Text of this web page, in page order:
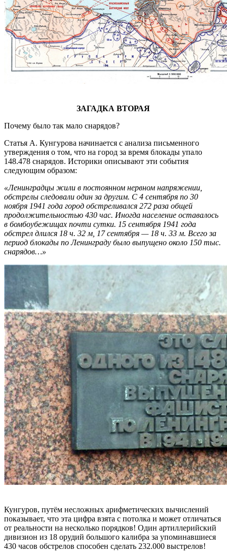
ЗАГАДКА ВТОРАЯ
Почему было так мало снарядов?
Статья А. Кунгурова начинается с анализа письменного
утверждения о том, что на город за время блокады упало
148.478 снарядов. Историки описывают эти события
следующим образом:
«Ленинградцы жили в постоянном нервном напряжении,
обстрелы следовали один за другим. С 4 сентября по 30
ноября 1941 года город обстреливался 272 раза общей
продолжительностью 430 час. Иногда население оставалось
в бомбоубежищах почти сутки. 15 сентября 1941 года
обстрел длился 18 ч. 32 м, 17 сентября — 18 ч. 33 м. Всего за
период блокады по Ленинграду было выпущено около 150 тыс.
снарядов…»
Кунгуров, путём несложных арифметических вычислений
показывает, что эта цифра взята с потолка и может отличаться
от реальности на несколько порядков! Один артиллерийский
дивизион из 18 орудий большого калибра за упоминавшиеся
430 часов обстрелов способен сделать 232.000 выстрелов!